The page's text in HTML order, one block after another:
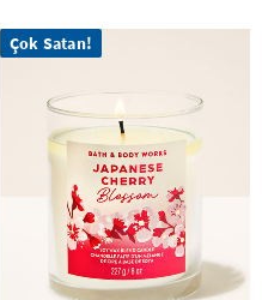
Çok Satan!